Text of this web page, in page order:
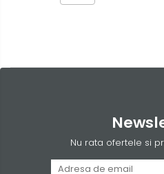
Nu rata ofertele si